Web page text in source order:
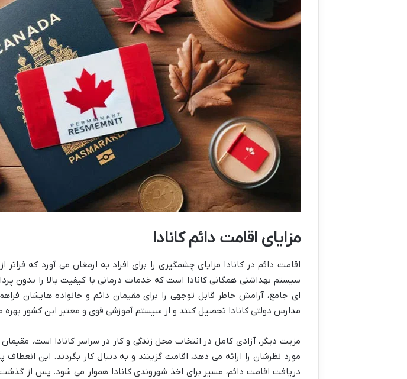
مزایای اقامت دائم کانادا
اقامت دائم در کانادا مزایای چشمگیری را برای افراد به ارمغان می آورد که
سیستم بهداشتی همگانی کانادا است که خدمات درمانی با کیفیت بالا را
ای جامع، آرامش خاطر قابل توجهی را برای مقیمان دائم و خانواده هایشان
مدارس دولتی کانادا تحصیل کنند و از سیستم آموزشی قوی و معتبر این کشور بهره
مزیت دیگر، آزادی کامل در انتخاب محل زندگی و کار در سراسر کانادا است.
مورد نظرشان را ارائه می دهد، اقامت گزینند و به دنبال کار بگردند. این
دریافت اقامت دائم، مسیر برای اخذ شهروندی کانادا هموار می شود. پس از